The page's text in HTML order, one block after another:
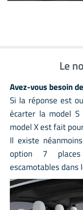
Le
Avez-vous besoin
Si la réponse est
écarter la model
model X est fait
Il existe
option 7
escamotables dans